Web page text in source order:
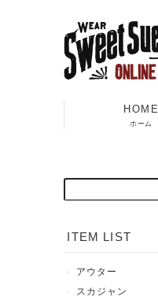
HOME
ホーム
ITEM LIST
アウター
スカジャン